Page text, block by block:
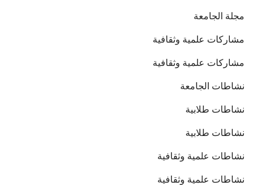
مجلة الجامعة
مشاركات علمية وثقافية
مشاركات علمية وثقافية
نشاطات الجامعة
نشاطات طلابية
نشاطات طلابية
نشاطات علمية وثقافية
نشاطات علمية وثقافية